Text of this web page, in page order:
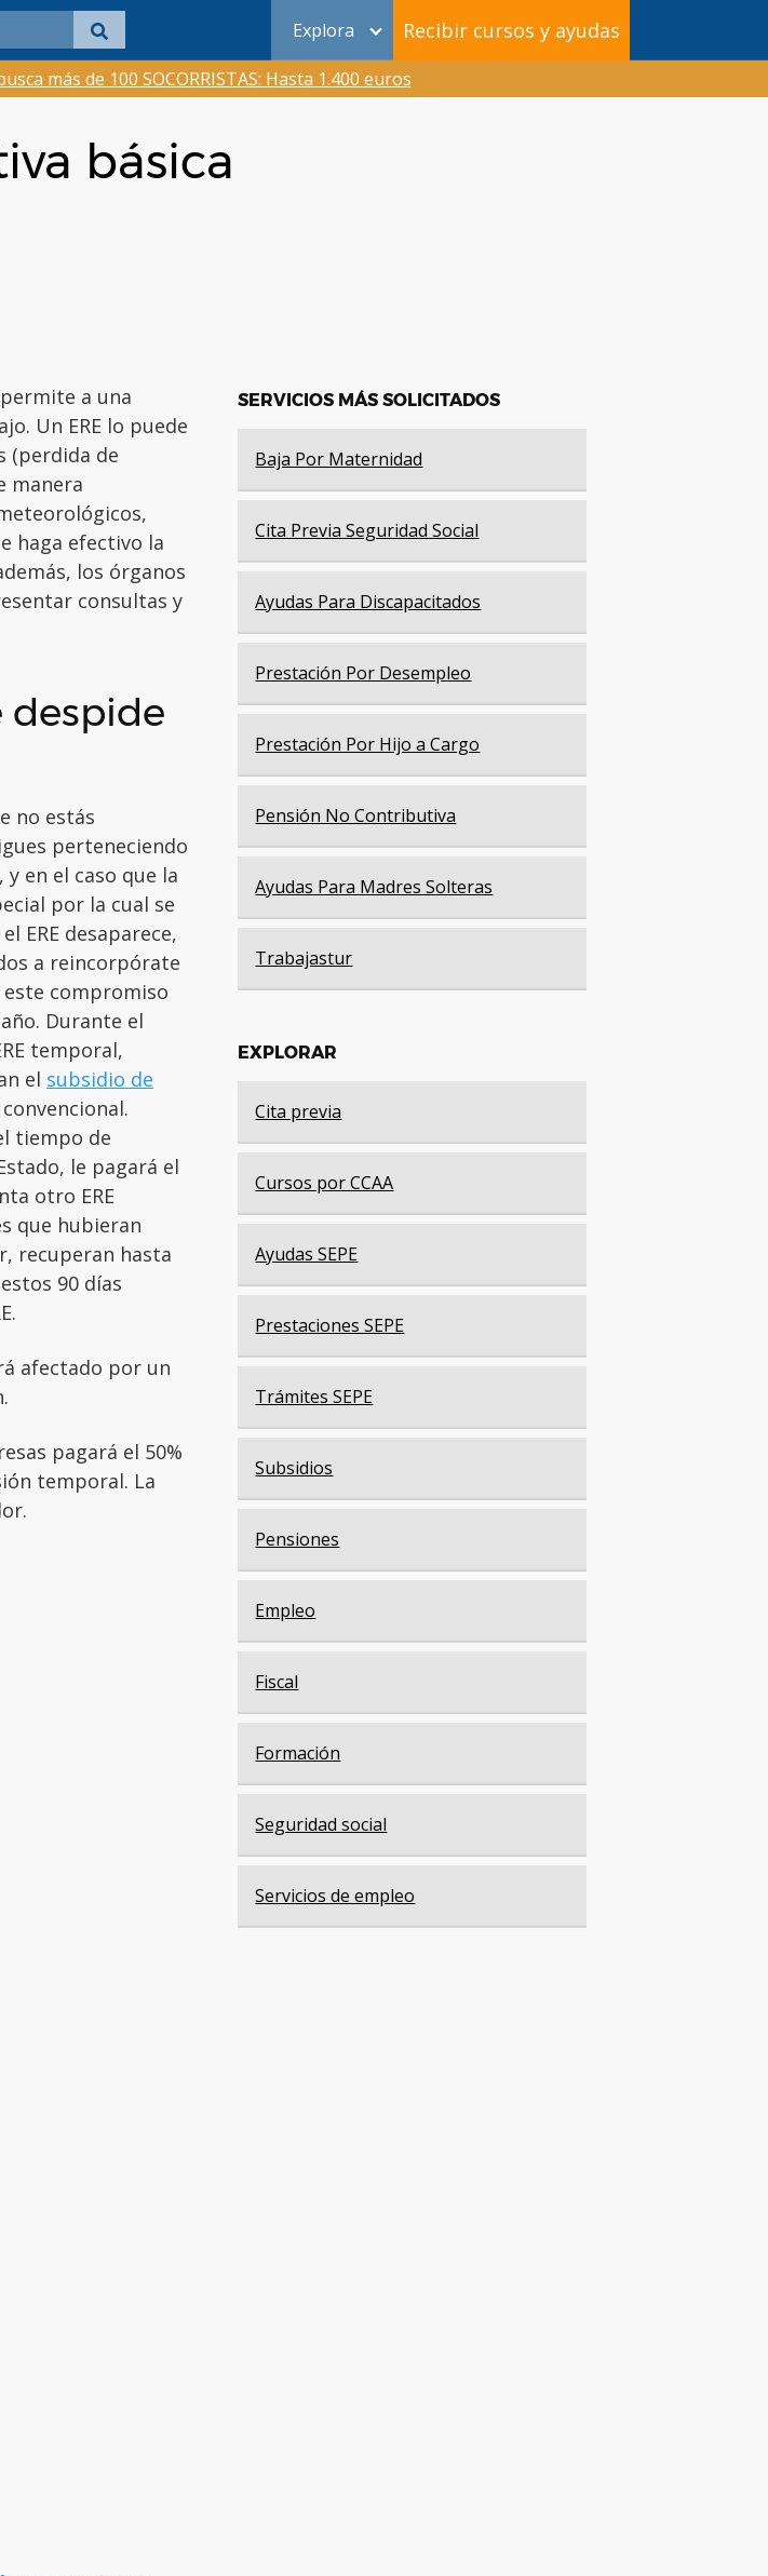
Explora Recibir cursos y ayudas
más de 100 SOCORRISTAS: Hasta 1.400 euros
básica
a una
Un ERE lo puede
(perdida de
manera
haga efectivo la
los órganos
consultas y
despide
no estás
perteneciendo
y en el caso que la
por la cual se
ERE desaparece,
a reincorpórate
compromiso
Durante el
temporal,
el subsidio de
tiempo de
le pagará el
otro ERE
que hubieran
recuperan hasta
90 días
afectado por un
pagará el 50%
temporal. La
SERVICIOS MÁS SOLICITADOS
Baja Por Maternidad
Cita Previa Seguridad Social
Ayudas Para Discapacitados
Prestación Por Desempleo
Prestación Por Hijo a Cargo
Pensión No Contributiva
Ayudas Para Madres Solteras
Trabajastur
EXPLORAR
Cita previa
Cursos por CCAA
Ayudas SEPE
Prestaciones SEPE
Trámites SEPE
Subsidios
Pensiones
Empleo
Fiscal
Formación
Seguridad social
Servicios de empleo